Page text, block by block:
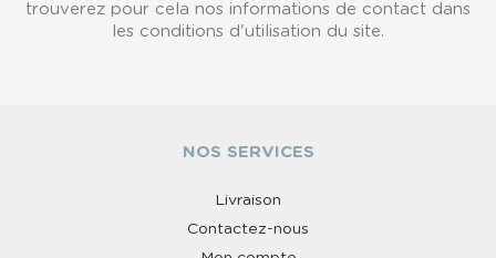
trouverez pour cela nos informations de contact dans
les conditions d'utilisation du site.
NOS SERVICES
Livraison
Contactez-nous